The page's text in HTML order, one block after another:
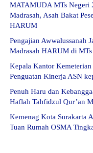
MATAMUDA MTs Negeri
Madrasah, Asah Bakat
HARUM
Pengajian Awwalussanah
Madrasah HARUM di
Kepala Kantor
Penguatan Kinerja ASN
Penuh Haru dan
Haflah Tahfidzul Qur’an
Kemenag Kota Surakarta
Tuan Rumah OSMA